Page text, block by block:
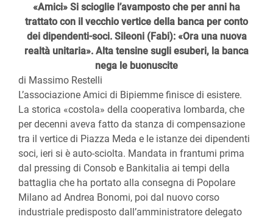
«Amici» Si scioglie l’avamposto che per anni ha
trattato con il vecchio vertice della banca per conto
dei dipendenti-soci. Sileoni (Fabi): «Ora una nuova
realtà unitaria». Alta tensine sugli esuberi, la banca
nega le buonuscite
di Massimo Restelli
L’associazione Amici di Bipiemme finisce di esistere.
La storica «costola» della cooperativa lombarda, che
per decenni aveva fatto da stanza di compensazione
tra il vertice di Piazza Meda e le istanze dei dipendenti
soci, ieri si è auto-sciolta. Mandata in frantumi prima
dal pressing di Consob e Bankitalia ai tempi della
battaglia che ha portato alla consegna di Popolare
Milano ad Andrea Bonomi, poi dal nuovo corso
industriale predisposto dall’amministratore delegato